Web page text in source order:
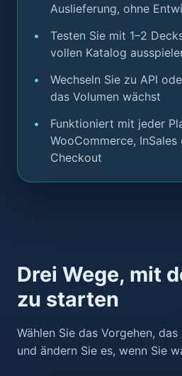
Auslieferung, ohne
Testen Sie mit 1–2
vollen Katalog
Wechseln Sie zu API
das Volumen wächst
Funktioniert mit jeder
WooCommerce,
Checkout
Drei Wege, mit
zu starten
Wählen Sie das Vorgehen,
und ändern Sie es, wenn Sie